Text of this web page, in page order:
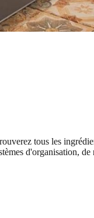
tous les
d'organisation, de